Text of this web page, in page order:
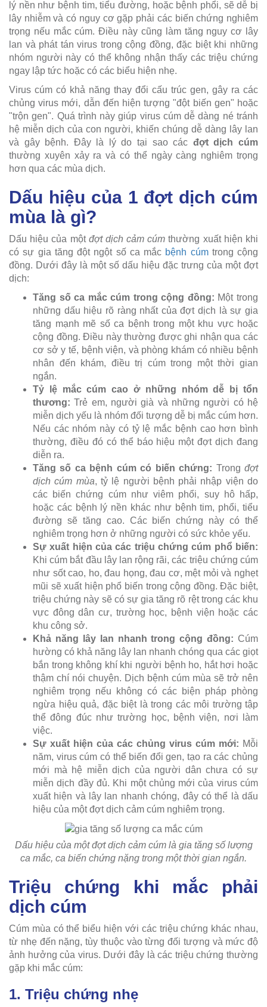
lý nền như bệnh tim, tiểu đường, hoặc bệnh phổi, sẽ dễ bị
lây nhiễm và có nguy cơ gặp phải các biến chứng nghiêm
trọng nếu mắc cúm. Điều này cũng làm tăng nguy cơ lây
lan và phát tán virus trong cộng đồng, đặc biệt khi những
nhóm người này có thể không nhận thấy các triệu chứng
ngay lập tức hoặc có các biểu hiện nhẹ.
Virus cúm có khả năng thay đổi cấu trúc gen, gây ra các
chủng virus mới, dẫn đến hiện tượng "đột biến gen" hoặc
"trộn gen". Quá trình này giúp virus cúm dễ dàng né tránh
hệ miễn dịch của con người, khiến chúng dễ dàng lây lan
và gây bệnh. Đây là lý do tại sao các đợt dịch cúm
thường xuyên xảy ra và có thể ngày càng nghiêm trọng
hơn qua các mùa dịch.
Dấu hiệu của 1 đợt dịch cúm
mùa là gì?
Dấu hiệu của một đợt dịch cảm cúm thường xuất hiện khi
có sự gia tăng đột ngột số ca mắc bệnh cúmtrong cộng
đồng. Dưới đây là một số dấu hiệu đặc trưng của một đợt
dịch:
Tăng số ca mắc cúm trong cộng đồng: Một trong
những dấu hiệu rõ ràng nhất của đợt dịch là sự gia
tăng mạnh mẽ số ca bệnh trong một khu vực hoặc
cộng đồng. Điều này thường được ghi nhận qua các
cơ sở y tế, bệnh viện, và phòng khám có nhiều bệnh
nhân đến khám, điều trị cúm trong một thời gian
ngắn.
Tỷ lệ mắc cúm cao ở những nhóm dễ bị tổn
thương:Trẻ em, người già và những người có hệ
miễn dịch yếu là nhóm đối tượng dễ bị mắc cúm hơn.
Nếu các nhóm này có tỷ lệ mắc bệnh cao hơn bình
thường, điều đó có thể báo hiệu một đợt dịch đang
diễn ra.
Tăng số ca bệnh cúm có biến chứng: Trongđợt
dịch cúm mùa, tỷ lệ người bệnh phải nhập viện do
các biến chứng cúm như viêm phổi, suy hô hấp,
hoặc các bệnh lý nền khác như bệnh tim, phổi, tiểu
đường sẽ tăng cao. Các biến chứng này có thể
nghiêm trọng hơn ở những người có sức khỏe yếu.
Sự xuất hiện của các triệu chứng cúm phổ biến:
Khi cúm bắt đầu lây lan rộng rãi, các triệu chứng cúm
như sốt cao, ho, đau họng, đau cơ, mệt mỏi và nghẹt
mũi sẽ xuất hiện phổ biến trong cộng đồng. Đặc biệt,
triệu chứng này sẽ có sự gia tăng rõ rệt trong các khu
vực đông dân cư, trường học, bệnh viện hoặc các
khu công sở.
Khả năng lây lan nhanh trong cộng đồng: Cúm
hường có khả năng lây lan nhanh chóng qua các giọt
bắn trong không khí khi người bệnh ho, hắt hơi hoặc
thậm chí nói chuyện. Dịch bệnh cúm mùa sẽ trở nên
nghiêm trọng nếu không có các biện pháp phòng
ngừa hiệu quả, đặc biệt là trong các môi trường tập
thể đông đúc như trường học, bệnh viện, nơi làm
việc.
Sự xuất hiện của các chủng virus cúm mới: Mỗi
năm, virus cúm có thể biến đổi gen, tạo ra các chủng
mới mà hệ miễn dịch của người dân chưa có sự
miễn dịch đầy đủ. Khi một chủng mới của virus cúm
xuất hiện và lây lan nhanh chóng, đây có thể là dấu
hiệu của một đợt dịch cảm cúm nghiêm trọng.
Dấu hiệu của một đợt dịch cảm cúm là gia tăng số lượng
ca mắc, ca biến chứng nặng trong một thời gian ngắn.
Triệu chứng khi mắc phải
dịch cúm
Cúm mùa có thể biểu hiện với các triệu chứng khác nhau,
từ nhẹ đến nặng, tùy thuộc vào từng đối tượng và mức độ
ảnh hưởng của virus. Dưới đây là các triệu chứng thường
gặp khi mắc cúm:
1. Triệu chứng nhẹ